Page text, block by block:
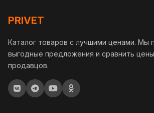
PRIVET
Каталог товаров с лучшими ценами. Мы
выгодные предложения и сравнить
продавцов.